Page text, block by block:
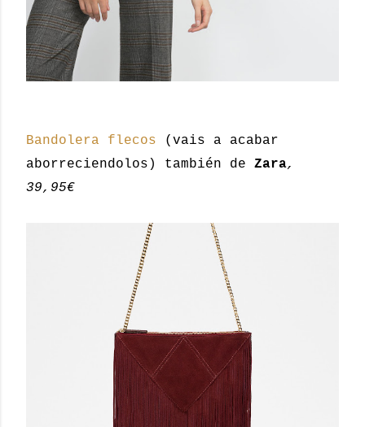
Bandolera flecos (vais a acabar
aborreciendolos) también de Zara,
39,95€